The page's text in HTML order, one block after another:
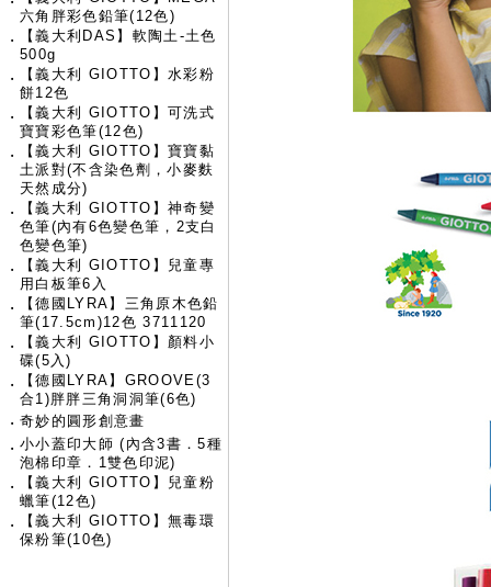
六角胖彩色鉛筆(12色)
‧
【義大利DAS】軟陶土-土色
500g
‧
【義大利 GIOTTO】水彩粉
餅12色
‧
【義大利 GIOTTO】可洗式
寶寶彩色筆(12色)
‧
【義大利 GIOTTO】寶寶黏
土派對(不含染色劑，小麥麩
天然成分)
‧
【義大利 GIOTTO】神奇變
色筆(內有6色變色筆，2支白
色變色筆)
‧
【義大利 GIOTTO】兒童專
用白板筆6入
‧
【德國LYRA】三角原木色鉛
筆(17.5cm)12色 3711120
‧
【義大利 GIOTTO】顏料小
碟(5入)
‧
【德國LYRA】GROOVE(3
合1)胖胖三角洞洞筆(6色)
‧ 奇妙的圓形創意畫
‧ 小小蓋印大師 (內含3書．5種
泡棉印章．1雙色印泥)
‧
【義大利 GIOTTO】兒童粉
蠟筆(12色)
‧
【義大利 GIOTTO】無毒環
保粉筆(10色)